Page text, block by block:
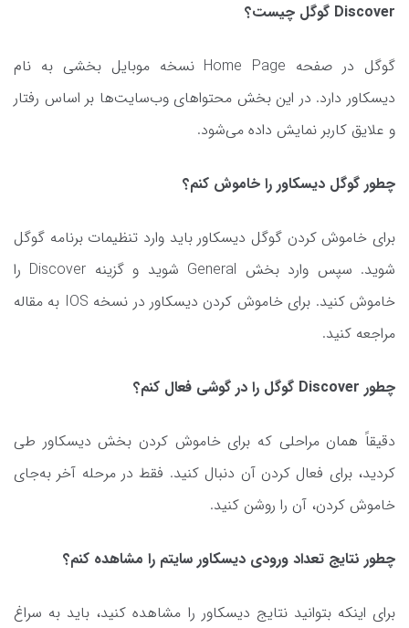
Discover گوگل چیست؟
گوگل در صفحه Home Page نسخه موبایل بخشی به نام
دیسکاور دارد. در این بخش محتواهای وب‌سایت‌ها بر اساس رفتار
و علایق کاربر نمایش داده می‌شود.
چطور گوگل دیسکاور را خاموش کنم؟
برای خاموش کردن گوگل دیسکاور باید وارد تنظیمات برنامه گوگل
شوید. سپس وارد بخش General شوید و گزینه Discover را
خاموش کنید. برای خاموش کردن دیسکاور در نسخه IOS به مقاله
مراجعه کنید.
چطور Discover گوگل را در گوشی فعال کنم؟
دقیقاً همان مراحلی که برای خاموش کردن بخش دیسکاور طی
کردید، برای فعال کردن آن دنبال کنید. فقط در مرحله آخر به‌جای
خاموش کردن، آن را روشن کنید.
چطور نتایج تعداد ورودی دیسکاور سایتم را مشاهده کنم؟
برای اینکه بتوانید نتایج دیسکاور را مشاهده کنید، باید به سراغ